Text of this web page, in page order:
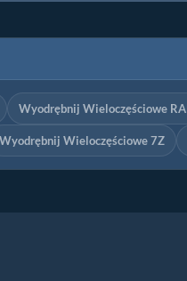
Wyodrębnij Wieloczęściowe
Wyodrębnij Wieloczęściowe 7Z